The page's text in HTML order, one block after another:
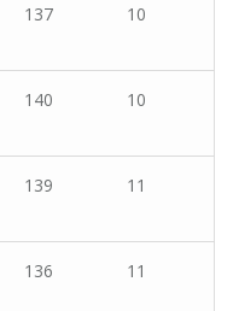
137 10
140 10
139 11
136 11